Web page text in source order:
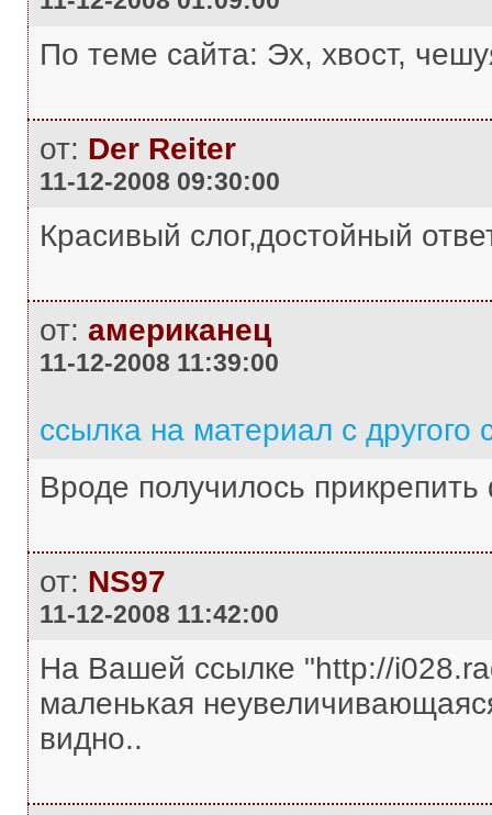
По теме сайта: Эх, хвост,
от: Der Reiter
11-12-2008 09:30:00
Красивый слог,достойный
от: американец
11-12-2008 11:39:00
ссылка на материал с другого
Вроде получилось прикрепить
от: NS97
11-12-2008 11:42:00
На Вашей ссылке "http://
маленькая
видно..